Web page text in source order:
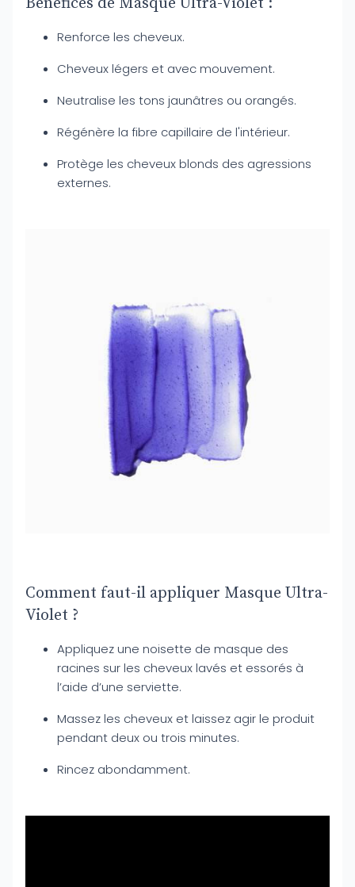
Renforce les cheveux.
Cheveux légers et avec mouvement.
Neutralise les tons jaunâtres ou orangés.
Régénère la fibre capillaire de l'intérieur.
Protège les cheveux blonds des agressions
externes.
Comment faut-il appliquer Masque Ultra-
Violet ?
Appliquez une noisette de masque des
racines sur les cheveux lavés et essorés à
l’aide d’une serviette.
Massez les cheveux et laissez agir le produit
pendant deux ou trois minutes.
Rincez abondamment.